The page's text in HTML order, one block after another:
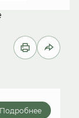
Подробнее